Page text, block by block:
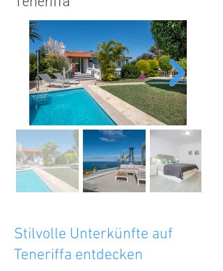
Stilvolle Unterkünfte auf
Teneriffa entdecken